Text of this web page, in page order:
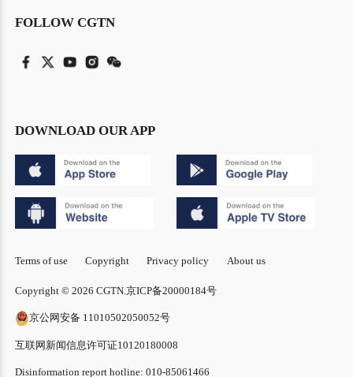
FOLLOW CGTN
DOWNLOAD OUR APP
Terms of use Copyright Privacy policy About us
Copyright © 2026 CGTN. 京ICP备20000184号
京公网安备 11010502050052号
互联网新闻信息许可证10120180008
Disinformation report hotline: 010-85061466